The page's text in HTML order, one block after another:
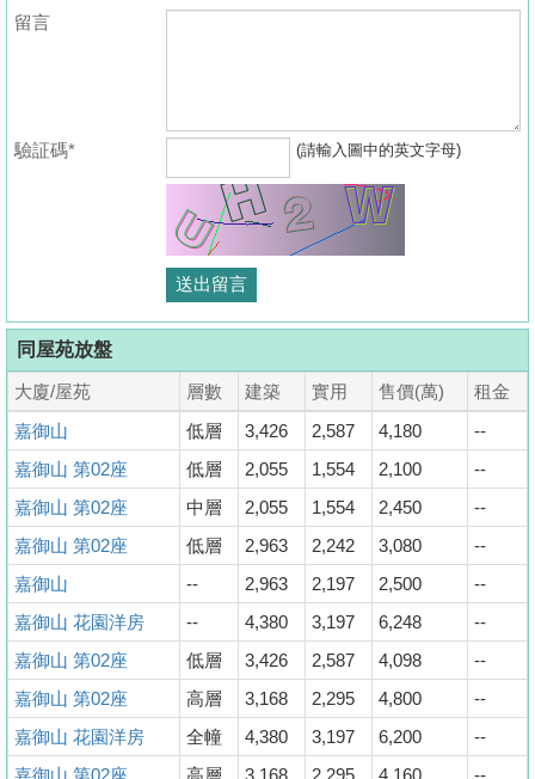
留言
驗証碼* (請輸入圖中的英文字母)
同屋苑放盤
大廈/屋苑 層數 建築 實用 售價(萬)
租金
嘉御山
低層 3,426 2,587 4,180
--
嘉御山 第02座
低層 2,055 1,554 2,100
--
嘉御山 第02座
中層 2,055 1,554 2,450
--
嘉御山 第02座
低層 2,963 2,242 3,080
--
嘉御山
-- 2,963 2,197 2,500
--
嘉御山 花園洋房
-- 4,380 3,197 6,248
--
嘉御山 第02座
低層 3,426 2,587 4,098
--
嘉御山 第02座
高層 3,168 2,295 4,800
--
嘉御山 花園洋房
全幢 4,380 3,197 6,200
--
嘉御山 第02座
高層 3,168 2,295 4,160 --